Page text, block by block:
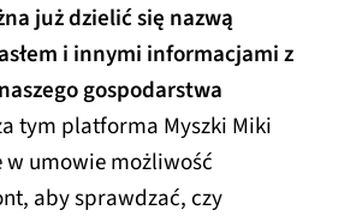
już dzielić się nazwą
i innymi informacjami z
gospodarstwa
tym platforma Myszki Miki
w umowie możliwość
aby sprawdzać, czy